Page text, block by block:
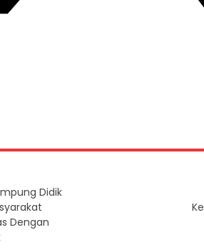
Didik
Dengan